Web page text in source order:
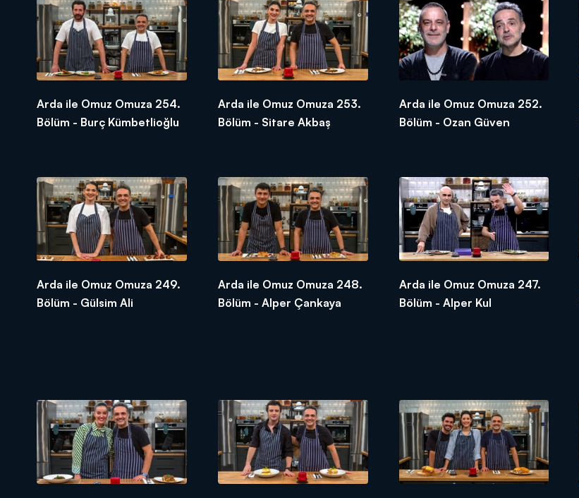
Arda ile Omuz Omuza 254.
Bölüm - Burç Kümbetlioğlu
Arda ile Omuz Omuza 253.
Bölüm - Sitare Akbaş
Arda ile Omuz Omuza 252.
Bölüm - Ozan Güven
Arda ile Omuz Omuza 249.
Bölüm - Gülsim Ali
Arda ile Omuz Omuza 248.
Bölüm - Alper Çankaya
Arda ile Omuz Omuza 247.
Bölüm - Alper Kul